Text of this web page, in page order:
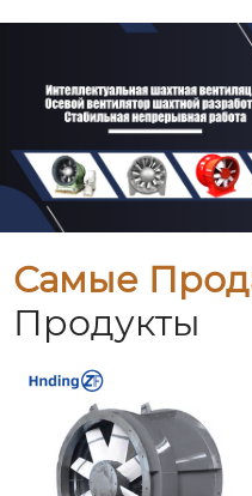
Самые
Продукты